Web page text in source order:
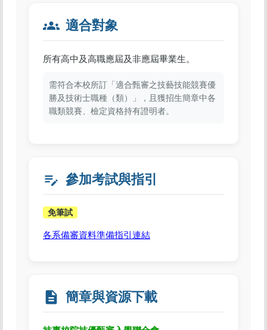
groups 適合對象
所有高中及高職應屆及非應屆畢業生。
需符合本校所訂「適合甄審之技藝技能競賽優
勝及技術士職種（類）」，且獲招生簡章中各
職類競賽、檢定資格持有證明者。
edit_note 參加考試與指引
免筆試
各系備審資料準備指引連結
description 簡章與資源下載